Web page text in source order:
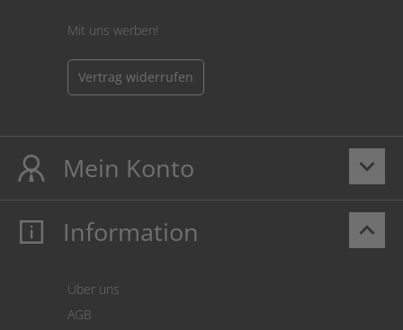
Mit uns werben!
Vertrag widerrufen
keyboard_arrow_down
Mein Konto
Mein Konto
keyboard_arrow_up
Information
Über uns
AGB